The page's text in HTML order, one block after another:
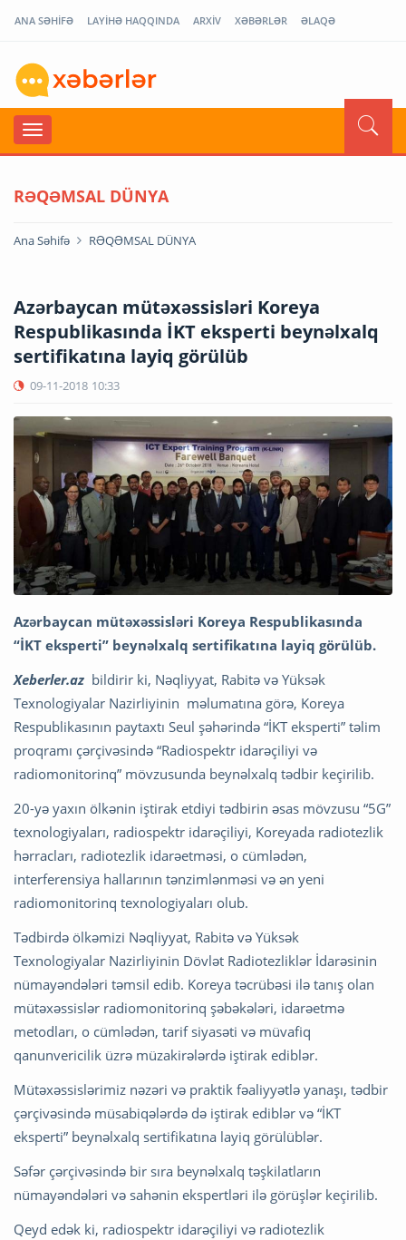
ANA SƏHİFƏ LAYİHƏ HAQQINDA ARXİV XƏBƏRLƏR ƏLAQƏ
RƏQƏMSAL DÜNYA
Ana Səhifə RƏQƏMSAL DÜNYA
Azərbaycan mütəxəssisləri Koreya
Respublikasında İKT eksperti beynəlxalq
sertifikatına layiq görülüb
09-11-2018 10:33
Azərbaycan mütəxəssisləri Koreya Respublikasında
“İKT eksperti” beynəlxalq sertifikatına layiq görülüb.
Xeberler.az bildirir ki, Nəqliyyat, Rabitə və Yüksək
Texnologiyalar Nazirliyinin məlumatına görə, Koreya
Respublikasının paytaxtı Seul şəhərində “İKT eksperti” təlim
proqramı çərçivəsində “Radiospektr idarəçiliyi və
radiomonitorinq” mövzusunda beynəlxalq tədbir keçirilib.
20-yə yaxın ölkənin iştirak etdiyi tədbirin əsas mövzusu “5G”
texnologiyaları, radiospektr idarəçiliyi, Koreyada radiotezlik
hərracları, radiotezlik idarəetməsi, o cümlədən,
interferensiya hallarının tənzimlənməsi və ən yeni
radiomonitorinq texnologiyaları olub.
Tədbirdə ölkəmizi Nəqliyyat, Rabitə və Yüksək
Texnologiyalar Nazirliyinin Dövlət Radiotezliklər İdarəsinin
nümayəndələri təmsil edib. Koreya təcrübəsi ilə tanış olan
mütəxəssislər radiomonitorinq şəbəkələri, idarəetmə
metodları, o cümlədən, tarif siyasəti və müvafiq
qanunvericilik üzrə müzakirələrdə iştirak ediblər.
Mütəxəssislərimiz nəzəri və praktik fəaliyyətlə yanaşı, tədbir
çərçivəsində müsabiqələrdə də iştirak ediblər və “İKT
eksperti” beynəlxalq sertifikatına layiq görülüblər.
Səfər çərçivəsində bir sıra beynəlxalq təşkilatların
nümayəndələri və sahənin ekspertləri ilə görüşlər keçirilib.
Qeyd edək ki, radiospektr idarəçiliyi və radiotezlik